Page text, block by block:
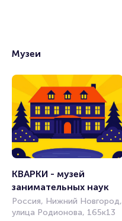
Музеи
КВАРКИ - музей
Россия, Нижний Новгород,
улица Родионова, 165к13